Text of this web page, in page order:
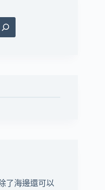
了海邊還可以